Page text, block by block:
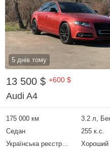
5 днів тому
13 500 $ +600 $
Audi A4
175 000 км 3.2 л,
Седан
255 к.с.
Українська реєстрація
Хороший